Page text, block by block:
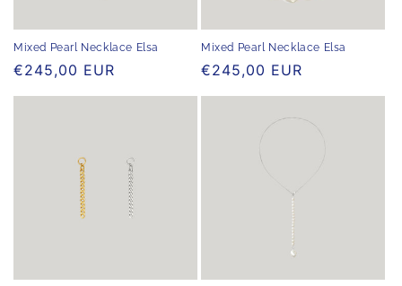
:Mixed Pearl Necklace Elsa
Normaler
Preis
€245,00 EUR
Mixed Pearl Necklace Elsa
Normaler
Preis
€245,00 EUR